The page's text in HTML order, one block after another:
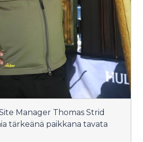
Manager Thomas Strid
tärkeänä paikkana tavata